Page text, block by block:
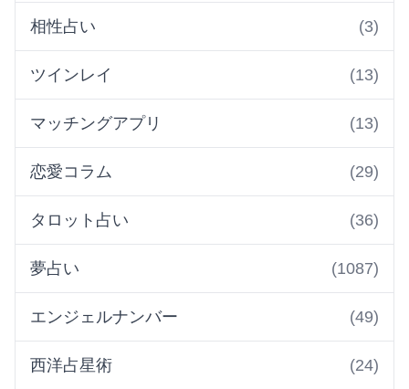
相性占い (3)
ツインレイ (13)
マッチングアプリ (13)
恋愛コラム (29)
タロット占い (36)
夢占い (1087)
エンジェルナンバー (49)
西洋占星術 (24)